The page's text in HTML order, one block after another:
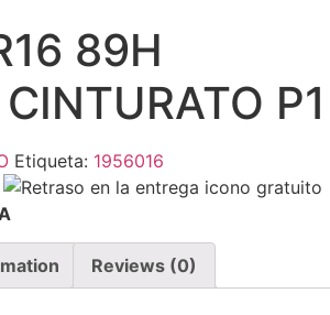
89H
P1
Etiqueta: 1956016
Reviews (0)